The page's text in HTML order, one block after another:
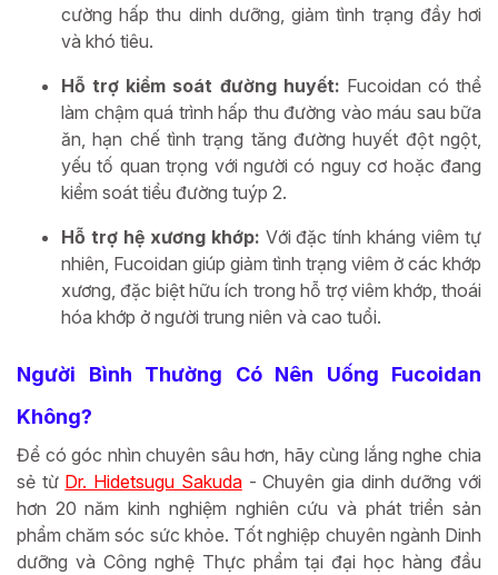
cường hấp thu dinh dưỡng, giảm tình trạng đầy hơi
và khó tiêu.
Hỗ trợ kiểm soát đường huyết: Fucoidan có thể
làm chậm quá trình hấp thu đường vào máu sau bữa
ăn, hạn chế tình trạng tăng đường huyết đột ngột,
yếu tố quan trọng với người có nguy cơ hoặc đang
kiểm soát tiểu đường tuýp 2.
Hỗ trợ hệ xương khớp: Với đặc tính kháng viêm tự
nhiên, Fucoidan giúp giảm tình trạng viêm ở các khớp
xương, đặc biệt hữu ích trong hỗ trợ viêm khớp, thoái
hóa khớp ở người trung niên và cao tuổi.
Người Bình Thường Có Nên Uống Fucoidan
Không?
Để có góc nhìn chuyên sâu hơn, hãy cùng lắng nghe chia
sẻ từ Dr. Hidetsugu Sakuda- Chuyên gia dinh dưỡng với
hơn 20 năm kinh nghiệm nghiên cứu và phát triển sản
phẩm chăm sóc sức khỏe. Tốt nghiệp chuyên ngành Dinh
dưỡng và Công nghệ Thực phẩm tại đại học hàng đầu